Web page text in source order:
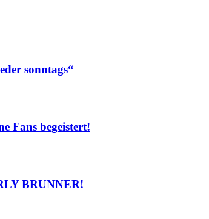
sonntags“
Fans begeistert!
BRUNNER!